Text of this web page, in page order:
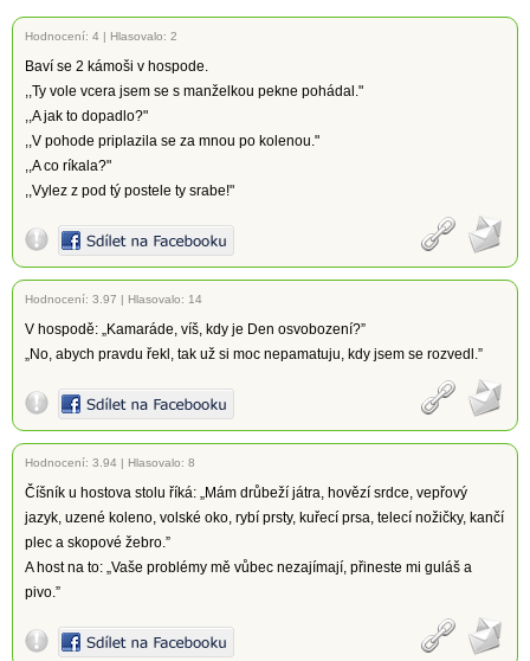
Hodnocení: 4 | Hlasovalo: 2
Baví se 2 kámoši v hospode.
,,Ty vole vcera jsem se s manželkou pekne pohádal."
,,A jak to dopadlo?"
,,V pohode priplazila se za mnou po kolenou."
,,A co ríkala?"
,,Vylez z pod tý postele ty srabe!"
Hodnocení: 3.97 | Hlasovalo: 14
V hospodě: „Kamaráde, víš, kdy je Den osvobození?”
„No, abych pravdu řekl, tak už si moc nepamatuju, kdy jsem se rozvedl.”
Hodnocení: 3.94 | Hlasovalo: 8
Číšník u hostova stolu říká: „Mám drůbeží játra, hovězí srdce, vepřový
jazyk, uzené koleno, volské oko, rybí prsty, kuřecí prsa, telecí nožičky, kančí
plec a skopové žebro.”
A host na to: „Vaše problémy mě vůbec nezajímají, přineste mi guláš a
pivo.”